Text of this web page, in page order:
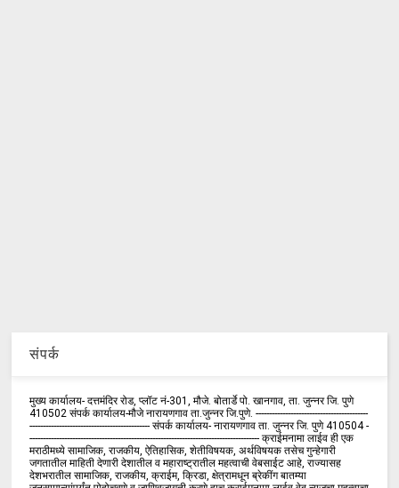
संपर्क
मुख्य कार्यालय- दत्तमंदिर रोड, प्लॉट नं-301, मौजे. बोतार्डे पो. खानगाव, ता. जुन्नर जि. पुणे
410502 संपर्क कार्य‍ालय-मौजे नारायणगाव ता.जुन्नर जि.पुणे. ------------------------------------------
--------------------------------------------- संपर्क कार्यालय- नारायणगाव ता. जुन्नर जि. पुणे 410504 -
-------------------------------------------------------------------------------------- क्राईमनामा लाईव ही एक
मराठीमध्ये सामाजिक, राजकीय, ऐतिहासिक, शेतीविषयक, अर्थविषयक तसेच गुन्हेगारी
जगतातील माहिती देणारी देशातील व महाराष्ट्रातील महत्वाची वेबसाईट आहे, राज्यासह
देशभरातील सामाजिक, राजकीय, क्राईम, क्रिडा, क्षेत्रामधून ब्रेकींग बातम्या